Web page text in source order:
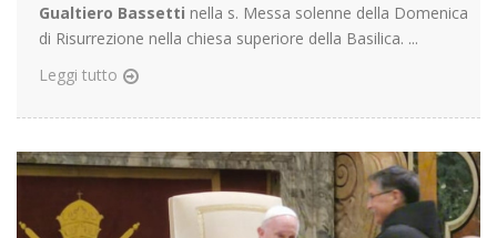
Gualtiero Bassetti nella s. Messa solenne della Domenica
di Risurrezione nella chiesa superiore della Basilica. ...
Leggi tutto